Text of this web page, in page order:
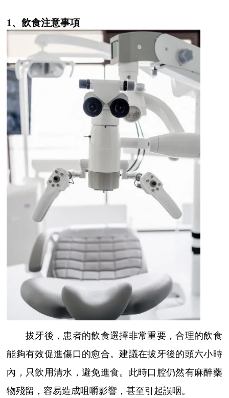
1、飲食注意事項
拔牙後，患者的飲食選擇非常重要，合理的飲食
能夠有效促進傷口的愈合。建議在拔牙後的頭六小時
內，只飲用清水，避免進食。此時口腔仍然有麻醉藥
物殘留，容易造成咀嚼影響，甚至引起誤咽。